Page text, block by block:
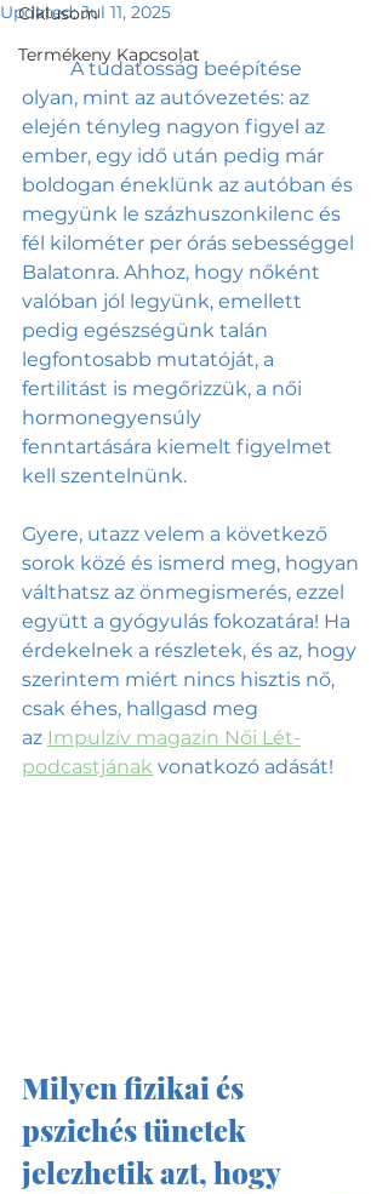
Ciklusom
Termékeny Kapcsolat
Updated:Jul 11, 2025
	A tudatosság beépítése
olyan, mint az autóvezetés: az
elején tényleg nagyon figyel az
ember, egy idő után pedig már
boldogan éneklünk az autóban és
megyünk le százhuszonkilenc és
fél kilométer per órás sebességgel
Balatonra. Ahhoz, hogy nőként
valóban jól legyünk, emellett
pedig egészségünk talán
legfontosabb mutatóját, a
fertilitást is megőrizzük, a női
hormonegyensúly
fenntartására kiemelt figyelmet
kell szentelnünk.
Gyere, utazz velem a következő
sorok közé és ismerd meg, hogyan
válthatsz az önmegismerés, ezzel
együtt a gyógyulás fokozatára! Ha
érdekelnek a részletek, és az, hogy
szerintem miért nincs hisztis nő,
csak éhes, hallgasd meg
az Impulzív magazin Női Lét-
podcastjának vonatkozó adását!
Milyen fizikai és
pszichés tünetek
jelezhetik azt, hogy